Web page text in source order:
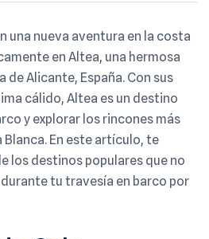
una nueva aventura en la costa
en Altea, una hermosa
de Alicante, España. Con sus
cálido, Altea es un destino
y explorar los rincones más
En este artículo, te
los destinos populares que no
tu travesía en barco por